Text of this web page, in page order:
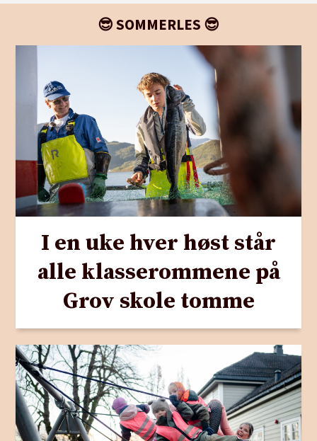
😎 SOMMERLES 😎
I en uke hver høst står
alle klasserommene på
Grov skole tomme